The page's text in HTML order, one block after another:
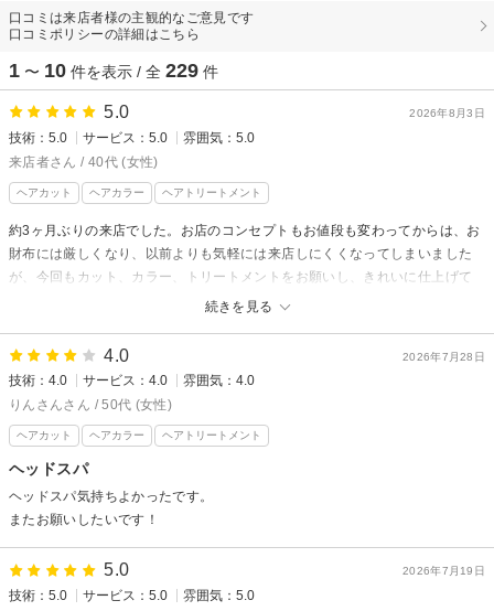
口コミは来店者様の主観的なご意見です
口コミポリシーの詳細はこちら
1 〜 10 件を表示 / 全 229 件
2026年8月3日
5.0
技術：5.0 サービス：5.0
雰囲気：5.0
来店者さん / 40代 (女性)
ヘアカット ヘアカラー ヘアトリートメント
続きを見る
約3ヶ月ぶりの来店でした。お店のコンセプトもお値段も変わってからは、お
財布には厳しくなり、以前よりも気軽には来店しにくくなってしまいました
が、今回もカット、カラー、トリートメントをお願いし、きれいに仕上げて
いただきました。施術後は普段より艶も出て嬉しいです。ありがとうござい
2026年7月28日
4.0
技術：4.0 サービス：4.0
雰囲気：4.0
りんさんさん / 50代 (女性)
ヘアカット ヘアカラー ヘアトリートメント
ヘッドスパ
ヘッドスパ気持ちよかったです。
またお願いしたいです！
2026年7月19日
5.0
技術：5.0 サービス：5.0
雰囲気：5.0